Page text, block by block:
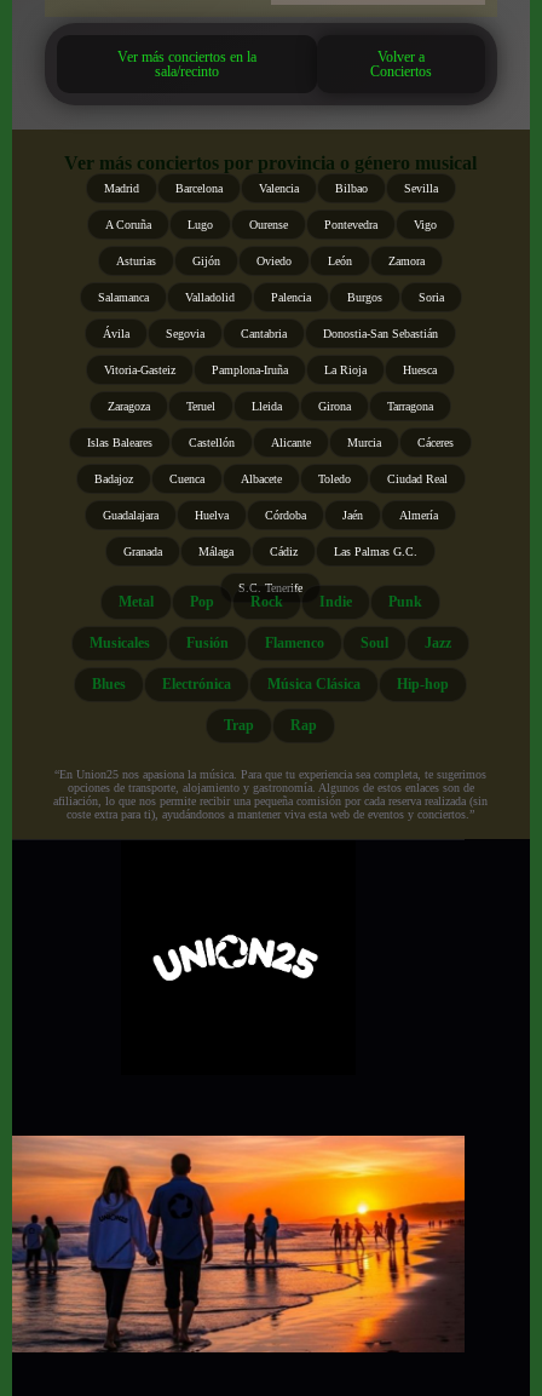
Ver más conciertos en la
sala/recinto
Volver a
Conciertos
Ver más conciertos por provincia o género musical
Madrid Barcelona Valencia Bilbao Sevilla
A Coruña Lugo Ourense Pontevedra Vigo
Asturias Gijón Oviedo León Zamora
Salamanca Valladolid Palencia Burgos Soria
Ávila Segovia Cantabria Donostia-San Sebastián
Vitoria-Gasteiz Pamplona-Iruña La Rioja Huesca
Zaragoza Teruel Lleida Girona Tarragona
Islas Baleares Castellón Alicante Murcia Cáceres
Badajoz Cuenca Albacete Toledo Ciudad Real
Guadalajara Huelva Córdoba Jaén Almería
Granada Málaga Cádiz Las Palmas G.C.
S.C. Tenerife
Metal Pop Rock Indie Punk
Musicales Fusión Flamenco Soul Jazz
Blues Electrónica Música Clásica Hip-hop
Trap Rap
“En Union25 nos apasiona la música. Para que tu experiencia sea completa, te sugerimos
opciones de transporte, alojamiento y gastronomía. Algunos de estos enlaces son de
afiliación, lo que nos permite recibir una pequeña comisión por cada reserva realizada (sin
coste extra para ti), ayudándonos a mantener viva esta web de eventos y conciertos.”